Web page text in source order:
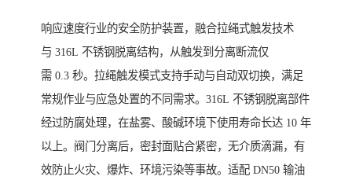
响应速度行业的安全防护装置，融合拉绳式触发技术
与 316L 不锈钢脱离结构，从触发到分离断流仅
需 0.3 秒。拉绳触发模式支持手动与自动双切换，满足
常规作业与应急处置的不同需求。316L 不锈钢脱离部件
经过防腐处理，在盐雾、酸碱环境下使用寿命长达 10 年
以上。阀门分离后，密封面贴合紧密，无介质滴漏，有
效防止火灾、爆炸、环境污染等事故。适配 DN50 输油